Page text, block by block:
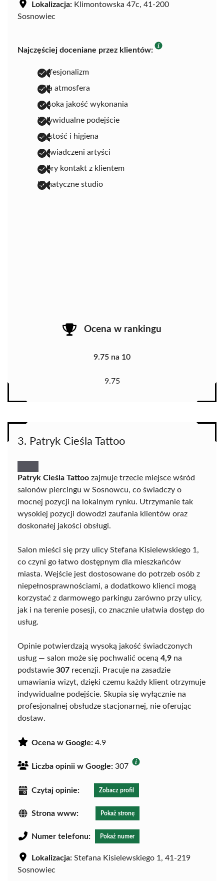
Lokalizacja: Klimontowska 47c, 41-200
Sosnowiec
Najczęściej doceniane przez klientów:
profesjonalizm
miła atmosfera
wysoka jakość wykonania
indywidualne podejście
czystość i higiena
doświadczeni artyści
dobry kontakt z klientem
klimatyczne studio
Ocena w rankingu
9.75 na 10
9.75
3. Patryk Cieśla Tattoo
Patryk Cieśla Tattoo zajmuje trzecie miejsce wśród
salonów piercingu w Sosnowcu, co świadczy o
mocnej pozycji na lokalnym rynku. Utrzymanie tak
wysokiej pozycji dowodzi zaufania klientów oraz
doskonałej jakości obsługi.
Salon mieści się przy ulicy Stefana Kisielewskiego 1,
co czyni go łatwo dostępnym dla mieszkańców
miasta. Wejście jest dostosowane do potrzeb osób z
niepełnosprawnościami, a dodatkowo klienci mogą
korzystać z darmowego parkingu zarówno przy ulicy,
jak i na terenie posesji, co znacznie ułatwia dostęp do
usług.
Opinie potwierdzają wysoką jakość świadczonych
usług — salon może się pochwalić oceną 4,9 na
podstawie 307 recenzji. Pracuje na zasadzie
umawiania wizyt, dzięki czemu każdy klient otrzymuje
indywidualne podejście. Skupia się wyłącznie na
profesjonalnej obsłudze stacjonarnej, nie oferując
dostaw.
Ocena w Google: 4.9
Liczba opinii w Google: 307
Czytaj opinie: Zobacz profil
Strona www: Pokaż stronę
Numer telefonu: Pokaż numer
Lokalizacja: Stefana Kisielewskiego 1, 41-219
Sosnowiec